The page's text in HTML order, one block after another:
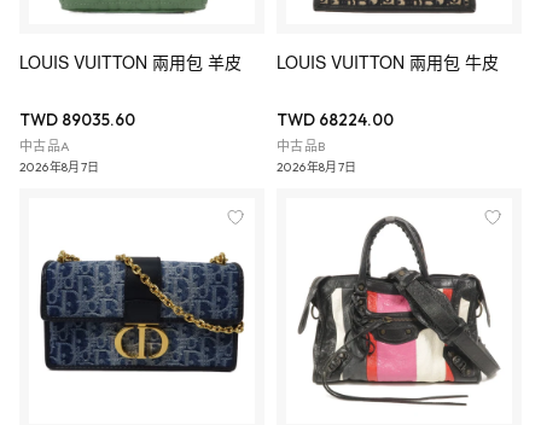
LOUIS VUITTON 兩用包 羊皮
TWD 89035.60
中古品A
2026年8月7日
LOUIS VUITTON 兩用包 牛皮
TWD 68224.00
中古品B
2026年8月7日